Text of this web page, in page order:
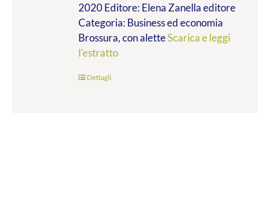
2020 Editore: Elena Zanella editore
Categoria: Business ed economia
Brossura, con aletteScarica e leggi
l'estratto
Dettagli